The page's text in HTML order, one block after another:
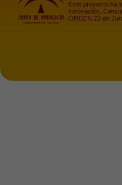
Este proyecto ha
Innovación,
ORDEN 23 de